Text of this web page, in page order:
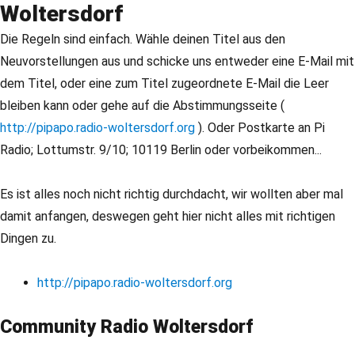
Woltersdorf
Die Regeln sind einfach. Wähle deinen Titel aus den
Neuvorstellungen aus und schicke uns entweder eine E-Mail mit
dem Titel, oder eine zum Titel zugeordnete E-Mail die Leer
bleiben kann oder gehe auf die Abstimmungsseite (
http://pipapo.radio-woltersdorf.org ). Oder Postkarte an Pi
Radio; Lottumstr. 9/10; 10119 Berlin oder vorbeikommen...
Es ist alles noch nicht richtig durchdacht, wir wollten aber mal
damit anfangen, deswegen geht hier nicht alles mit richtigen
Dingen zu.
http://pipapo.radio-woltersdorf.org
Community Radio Woltersdorf